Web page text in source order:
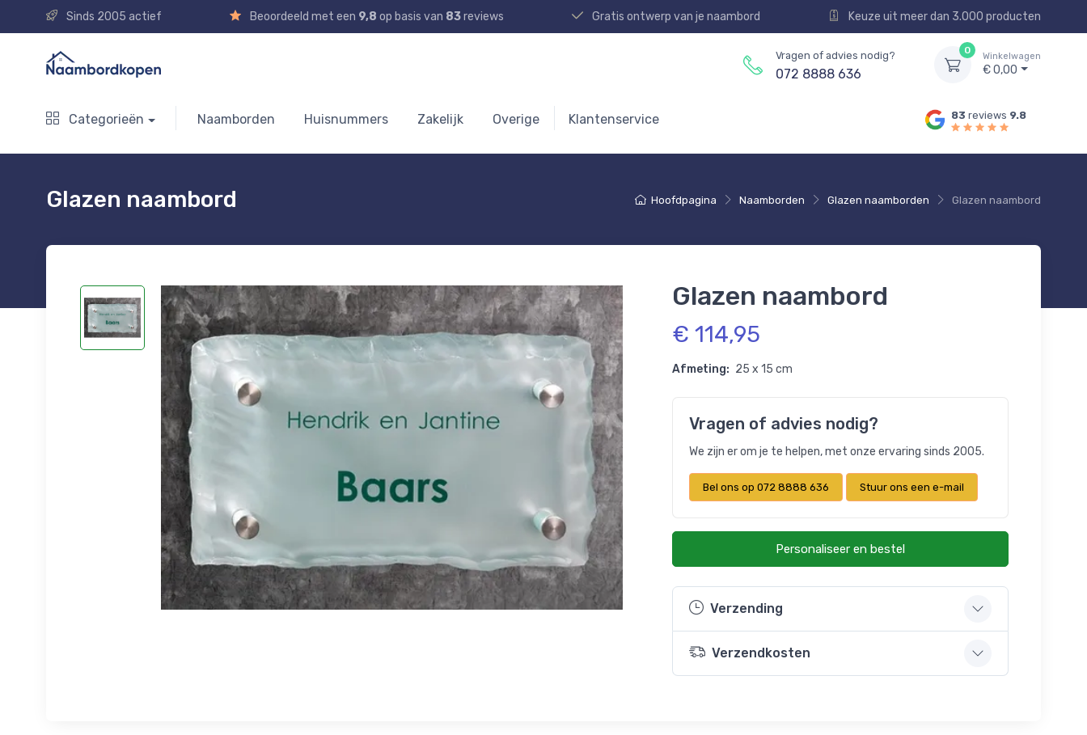
Sinds 2005 actief Beoordeeld met een 9,8 op basis van 83reviews Gratis ontwerp van je naambord Keuze uit meer dan 3.000 producten
Vragen of advies nodig?
072 8888 636
0
Winkelwagen
€ 0,00
Categorieën Naamborden Huisnummers Zakelijk Overige Klantenservice 83 reviews 9.8
Hoofdpagina Naamborden Glazen naamborden Glazen naambord
Glazen naambord
Glazen naambord
€ 114,95
Afmeting: 25 x 15 cm
Vragen of advies nodig?
We zijn er om je te helpen, met onze ervaring sinds 2005.
Bel ons op 072 8888 636 Stuur ons een e-mail
Personaliseer en bestel
Verzending
Verzendkosten